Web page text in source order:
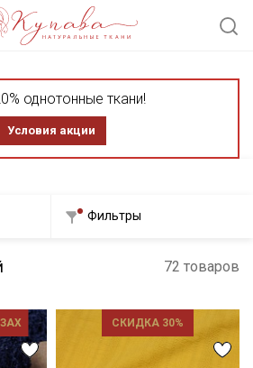
однотонные ткани!
Условия акции
Фильтры
72 товаров
СКИДКА 30%